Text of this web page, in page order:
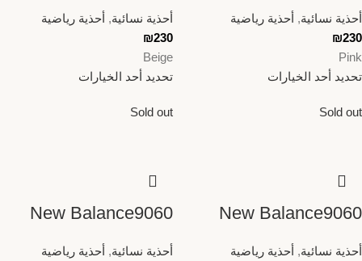
أحذية نسائية, أحذية رياضية
₪230
Pink
تحديد أحد الخيارات
أحذية نسائية, أحذية رياضية
₪230
Beige
تحديد أحد الخيارات
Sold out
New Balance9060
أحذية نسائية, أحذية رياضية
Sold out
New Balance9060
أحذية نسائية, أحذية رياضية